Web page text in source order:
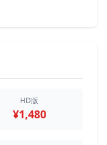
HD版
¥1,480